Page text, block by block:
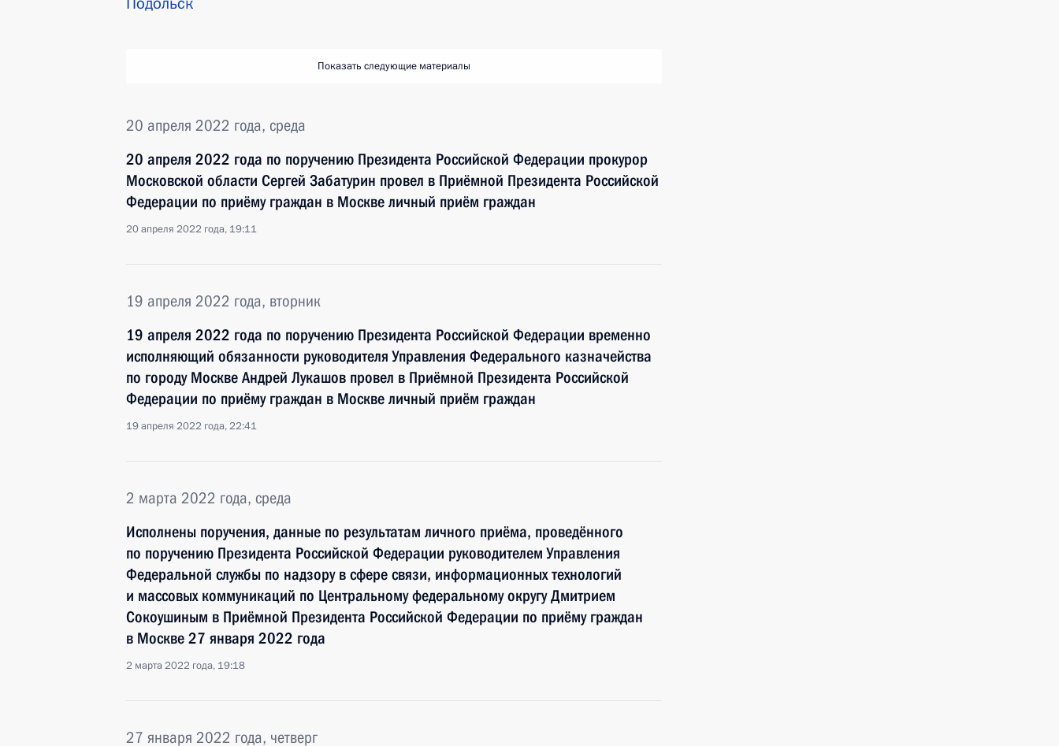
Показать следующие материалы
20 апреля 2022 года, среда
20 апреля 2022 года по поручению Президента Российской Федерации прокурор
Московской области Сергей Забатурин провел в Приёмной Президента Российской
Федерации по приёму граждан в Москве личный приём граждан
20 апреля 2022 года, 19:11
19 апреля 2022 года, вторник
19 апреля 2022 года по поручению Президента Российской Федерации временно
исполняющий обязанности руководителя Управления Федерального казначейства
по городу Москве Андрей Лукашов провел в Приёмной Президента Российской
Федерации по приёму граждан в Москве личный приём граждан
19 апреля 2022 года, 22:41
2 марта 2022 года, среда
Исполнены поручения, данные по результатам личного приёма, проведённого
по поручению Президента Российской Федерации руководителем Управления
Федеральной службы по надзору в сфере связи, информационных технологий
и массовых коммуникаций по Центральному федеральному округу Дмитрием
Сокоушиным в Приёмной Президента Российской Федерации по приёму граждан
в Москве 27 января 2022 года
2 марта 2022 года, 19:18
27 января 2022 года, четверг